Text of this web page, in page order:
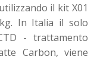
il kit X01
In Italia il solo
- trattamento
Carbon, viene